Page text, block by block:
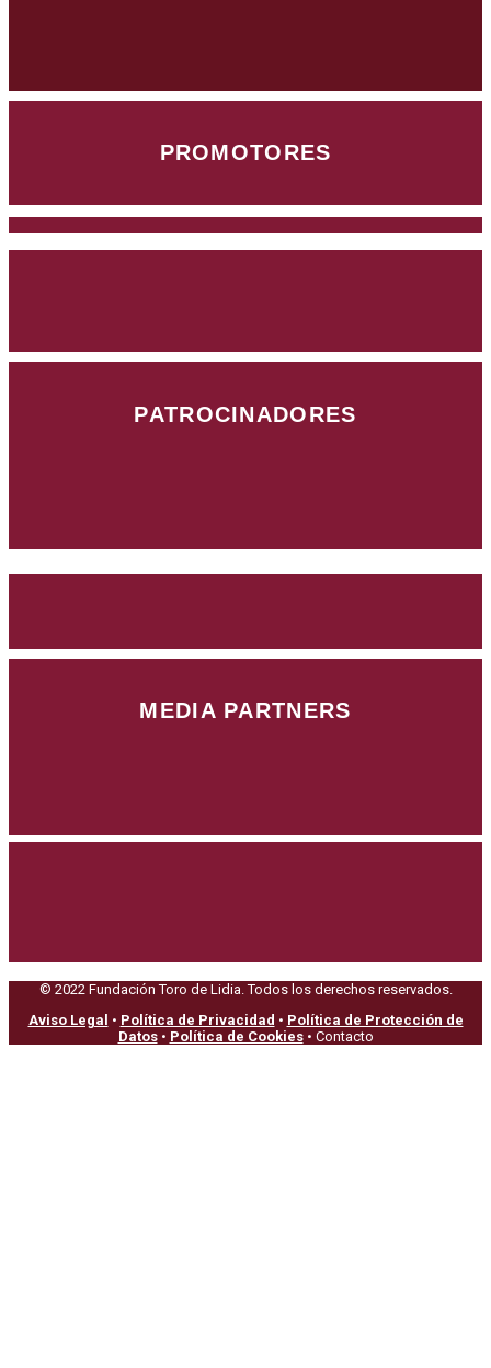
PROMOTORES
PATROCINADORES
MEDIA PARTNERS
© 2022 Fundación Toro de Lidia. Todos los derechos reservados.
Aviso Legal • Política de Privacidad • Política de Protección de
Datos• Política de Cookies• Contacto